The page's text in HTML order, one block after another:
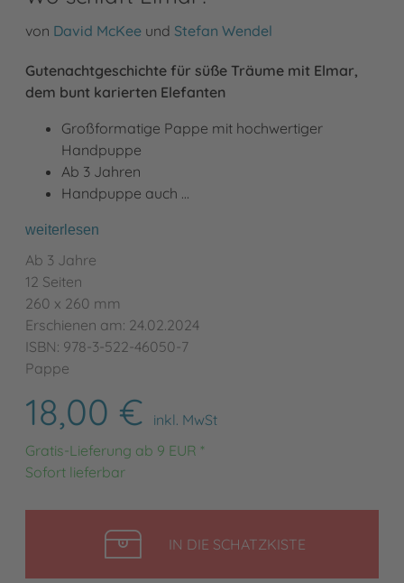
von David McKee und Stefan Wendel
Gutenachtgeschichte für süße Träume mit Elmar,
dem bunt karierten Elefanten
Großformatige Pappe mit hochwertiger
Handpuppe
Ab 3 Jahren
Handpuppe auch …
weiterlesen
Ab 3 Jahre
12 Seiten
260 x 260 mm
Erschienen am: 24.02.2024
ISBN: 978-3-522-46050-7
Pappe
18,00 €
inkl. MwSt
Gratis-Lieferung ab 9 EUR *
Sofort lieferbar
IN DIE SCHATZKISTELEGEN